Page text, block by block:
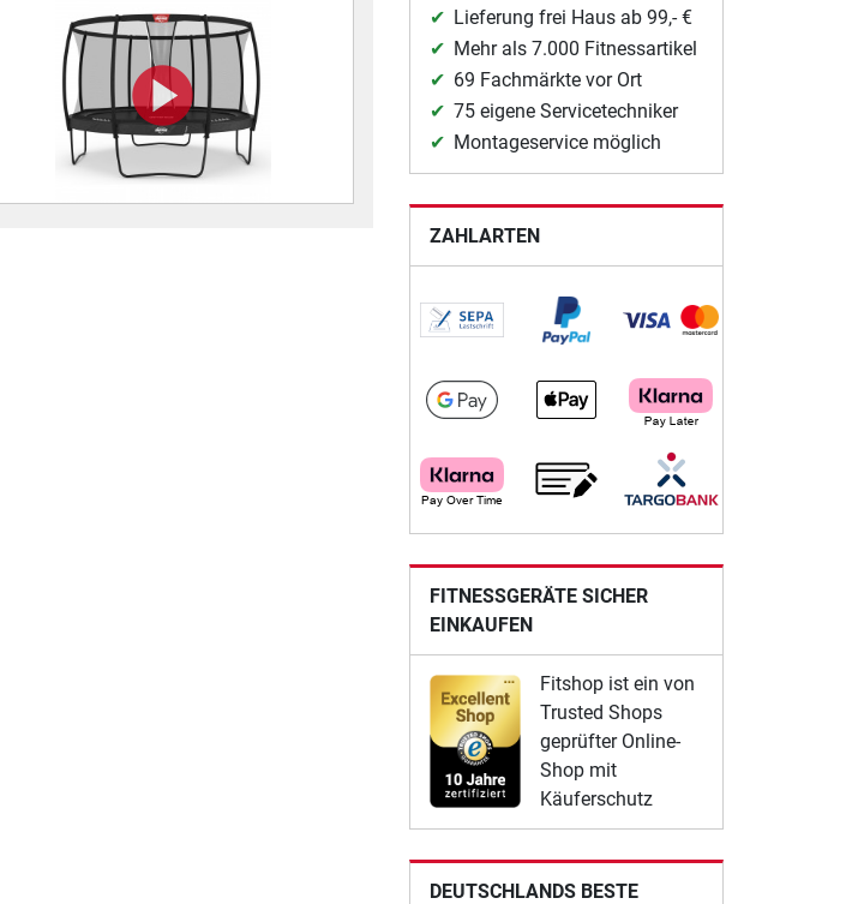
Lieferung frei Haus ab 99,- €
Mehr als 7.000 Fitnessartikel
69 Fachmärkte vor Ort
75 eigene Servicetechniker
Montageservice möglich
ZAHLARTEN
FITNESSGERÄTE SICHER
EINKAUFEN
Fitshop ist ein von
Trusted Shops
geprüfter Online-
Shop mit
Käuferschutz
DEUTSCHLANDS BESTE